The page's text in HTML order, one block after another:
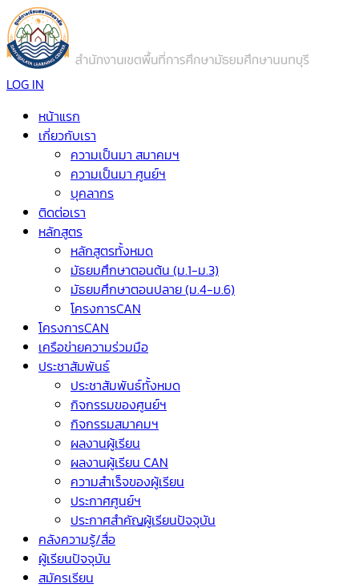
LOG IN
หน้าแรก
เกี่ยวกับเรา
ความเป็นมา สมาคมฯ
ความเป็นมา ศูนย์ฯ
บุคลากร
ติดต่อเรา
หลักสูตร
หลักสูตรทั้งหมด
มัธยมศึกษาตอนต้น (ม.1-ม.3)
มัธยมศึกษาตอนปลาย (ม.4-ม.6)
โครงการCAN
โครงการCAN
เครือข่ายความร่วมมือ
ประชาสัมพันธ์
ประชาสัมพันธ์ทั้งหมด
กิจกรรมของศูนย์ฯ
กิจกรรมสมาคมฯ
ผลงานผู้เรียน
ผลงานผู้เรียน CAN
ความสำเร็จของผู้เรียน
ประกาศศูนย์ฯ
ประกาศสำคัญผู้เรียนปัจจุบัน
คลังความรู้/สื่อ
ผู้เรียนปัจจุบัน
สมัครเรียน